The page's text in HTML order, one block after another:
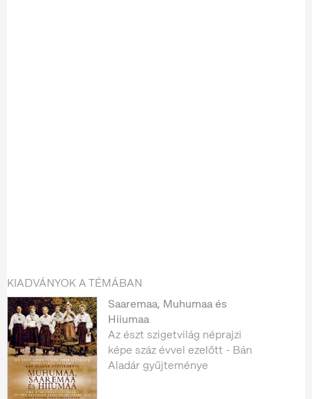
KIADVÁNYOK A TÉMÁBAN
Saaremaa, Muhumaa és
Hiiumaa
Az észt szigetvilág néprajzi
képe száz évvel ezelőtt - Bán
Aladár gyűjteménye